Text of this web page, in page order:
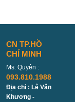
CN TP.HỒ
CHÍ MINH
Ms. Quyên :
093.810.1988
Địa chỉ : Lê Văn
Khương -